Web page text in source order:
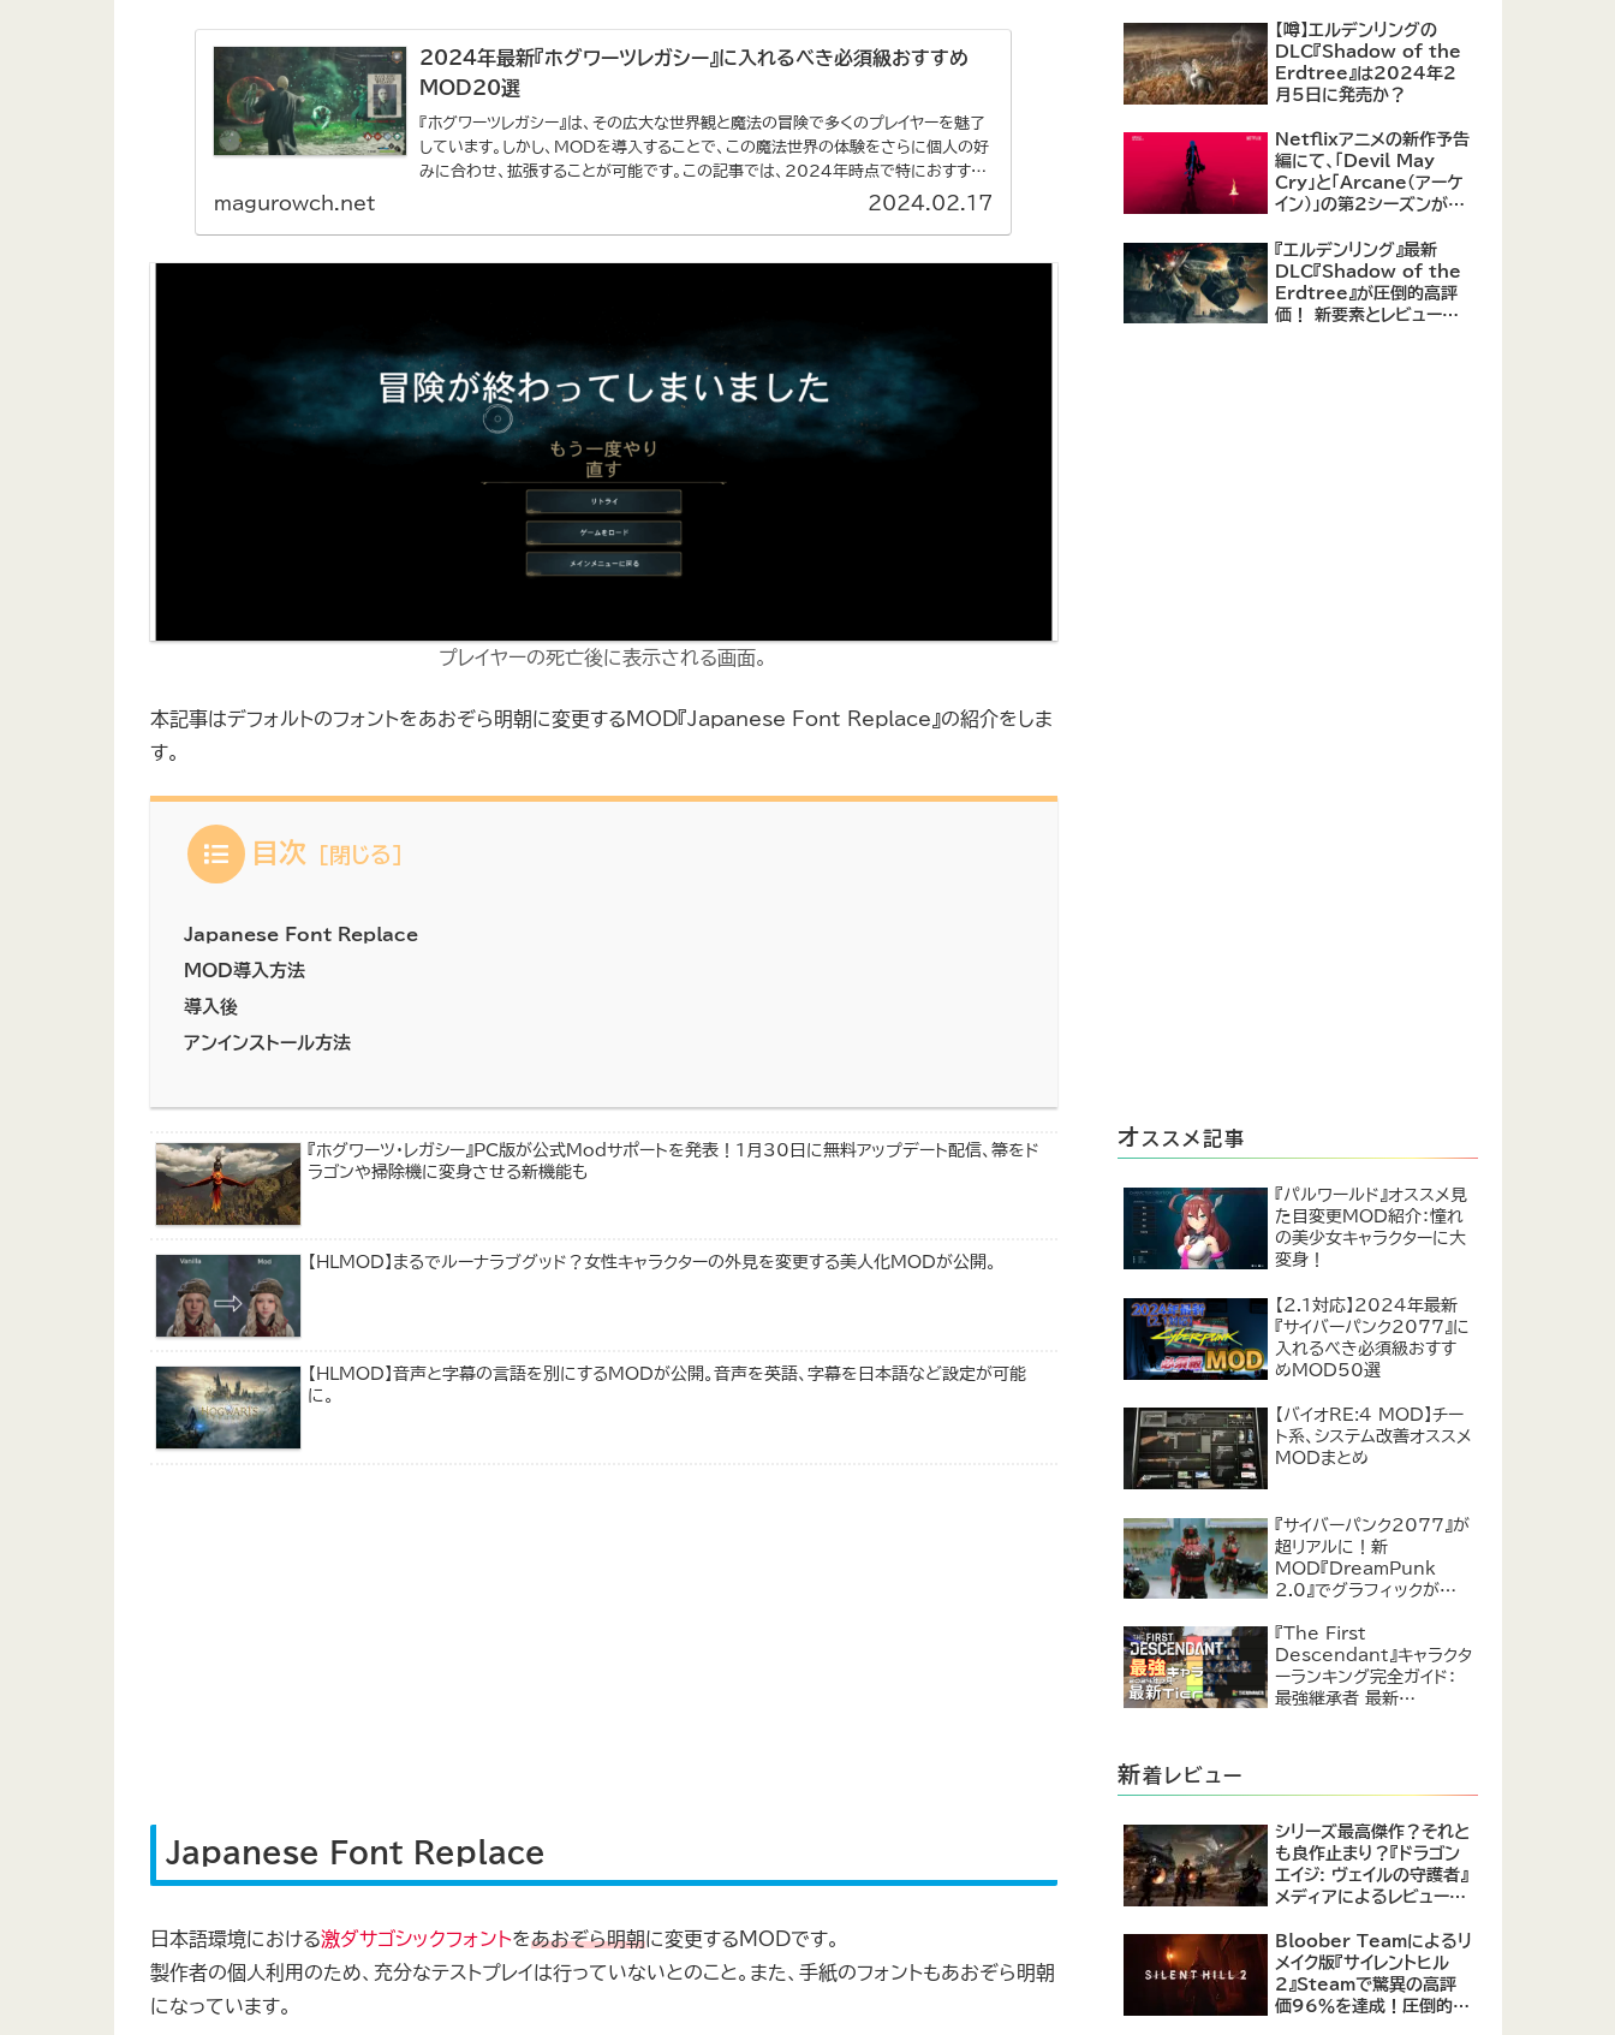
2024年最新『ホグワーツレガシー』に入れるべき必須級おすすめ
MOD20選
『ホグワーツレガシー』は、その広大な世界観と魔法の冒険で多くのプレイヤーを魅了
しています。しかし、MODを導入することで、この魔法世界の体験をさらに個人の好
みに合わせ、拡張することが可能です。この記事では、2024年時点で特におすすめ
magurowch.net 2024.02.17
プレイヤーの死亡後に表示される画面。
本記事はデフォルトのフォントをあおぞら明朝に変更するMOD『Japanese Font Replace』の紹介をしま
す。
目次
Japanese Font Replace
MOD導入方法
導入後
アンインストール方法
『ホグワーツ・レガシー』PC版が公式Modサポートを発表！1月30日に無料アップデート配信、箒をド
ラゴンや掃除機に変身させる新機能も
【HLMOD】まるでルーナラブグッド？女性キャラクターの外見を変更する美人化MODが公開。
【HLMOD】音声と字幕の言語を別にするMODが公開。音声を英語、字幕を日本語など設定が可能
に。
Japanese Font Replace
日本語環境における激ダサゴシックフォントをあおぞら明朝に変更するMODです。
製作者の個人利用のため、充分なテストプレイは行っていないとのこと。また、手紙のフォントもあおぞら明朝
になっています。
【噂】エルデンリングの
DLC『Shadow of the
Erdtree』は2024年2
月5日に発売か？
Netflixアニメの新作予告
編にて、「Devil May
Cry」と「Arcane（アーケ
イン）」の第2シーズンが紹
『エルデンリング』最新
DLC『Shadow of the
Erdtree』が圧倒的高評
価！ 新要素とレビューま
オ ススメ記事
『パルワールド』オススメ見
た目変更MOD紹介：憧れ
の美少女キャラクターに大
変身！
【2.1対応】2024年最新
『サイバーパンク2077』に
入れるべき必須級おすす
めMOD50選
【バイオRE:4 MOD】チー
ト系、システム改善オススメ
MODまとめ
『サイバーパンク2077』が
超リアルに！新
MOD『DreamPunk
2.0』でグラフィックが恐ろ
『The First
Descendant』キャラクタ
ーランキング完全ガイド：
最強継承者 最新
新着レビュー
シリーズ最高傑作？それと
も良作止まり？『ドラゴン
エイジ: ヴェイルの守護者』
メディアによるレビューが
ラクター育成システムは好
評、戦闘システムは賛否あ
り
Bloober Teamによるリ
メイク版『サイレントヒル
2』Steamで驚異の高評
価96％を達成！圧倒的な